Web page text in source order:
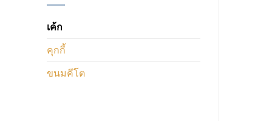
เค้ก
คุกกี้
ขนมคีโต